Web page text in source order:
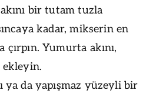
bir tutam tuzla
kadar, mikserin en
çırpın. Yumurta akını,
ekleyin.
ya da yapışmaz yüzeyli bir